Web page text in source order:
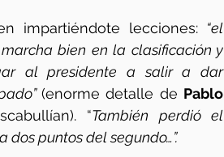
impartiéndote lecciones: “el
bien en la clasificación y
al presidente a salir a dar
(enorme detalle de Pablo
“
dos puntos del segundo…”.